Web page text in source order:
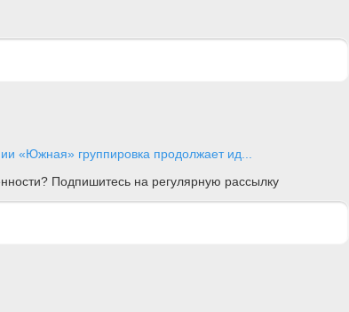
«Южная» группировка продолжает ид...
Подпишитесь на регулярную рассылку